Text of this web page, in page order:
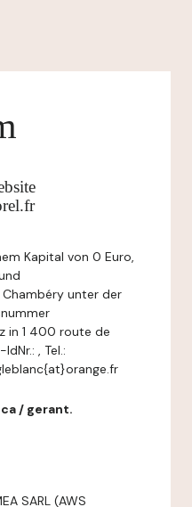
Kapital von 0 Euro,
unter der
in 1 400 route de
, Tel.:
/ gerant.
SARL (AWS